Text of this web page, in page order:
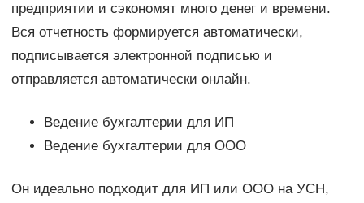
предприятии и сэкономят много денег и времени.
Вся отчетность формируется автоматически,
подписывается электронной подписью и
отправляется автоматически онлайн.
Ведение бухгалтерии для ИП
Ведение бухгалтерии для ООО
Он идеально подходит для ИП или ООО на УСН,